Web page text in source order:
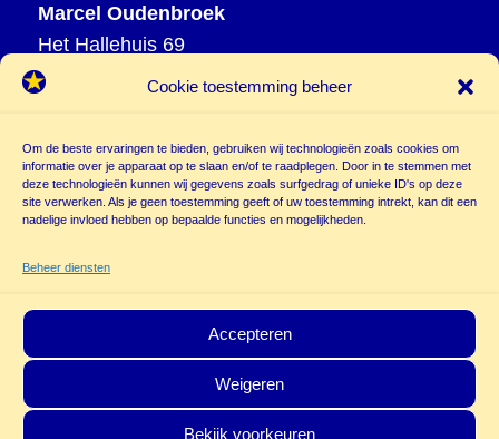
Cookie toestemming beheer
Om de beste ervaringen te bieden, gebruiken wij technologieën zoals cookies om
informatie over je apparaat op te slaan en/of te raadplegen. Door in te stemmen met
deze technologieën kunnen wij gegevens zoals surfgedrag of unieke ID's op deze
site verwerken. Als je geen toestemming geeft of uw toestemming intrekt, kan dit een
nadelige invloed hebben op bepaalde functies en mogelijkheden.
Beheer diensten
Accepteren
Weigeren
Bekijk voorkeuren
Marcel Oudenbroek
Het Hallehuis 69
3823 VH Amersfoort
info@
poppentheatercassiopeia.nl
© Copyright - Poppentheater Cassiopeia | Deze site is beschermd door